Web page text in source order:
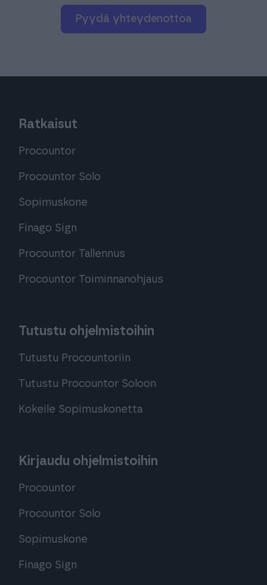
pyydä yhteydenottoa
Ratkaisut
Procountor
Procountor Solo
Sopimuskone
Finago Sign
Procountor Tallennus
Procountor Toiminnanohjaus
Tutustu ohjelmistoihin
Tutustu Procountoriin
Tutustu Procountor Soloon
Kokeile Sopimuskonetta
Kirjaudu ohjelmistoihin
Procountor
Procountor Solo
Sopimuskone
Finago Sign